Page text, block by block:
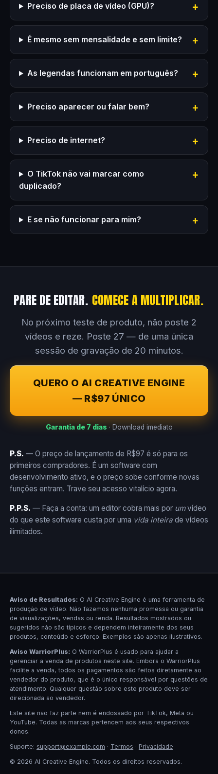
Preciso de placa de vídeo (GPU)?
É mesmo sem mensalidade e sem limite?
As legendas funcionam em português?
Preciso aparecer ou falar bem?
Preciso de internet?
O TikTok não vai marcar como
duplicado?
E se não funcionar para mim?
PARE DE EDITAR. COMECE A MULTIPLICAR.
No próximo teste de produto, não poste 2
vídeos e reze. Poste 27 — de uma única
sessão de gravação de 20 minutos.
QUERO O AI CREATIVE ENGINE
— R$97 ÚNICO
Garantia de 7 dias · Download imediato
P.S. — O preço de lançamento de R$97 é só para os
primeiros compradores. É um software com
desenvolvimento ativo, e o preço sobe conforme novas
funções entram. Trave seu acesso vitalício agora.
P.P.S. — Faça a conta: um editor cobra mais por umvídeo
do que este software custa por uma vida inteira de vídeos
ilimitados.
Aviso de Resultados: O AI Creative Engine é uma ferramenta de
produção de vídeo. Não fazemos nenhuma promessa ou garantia
de visualizações, vendas ou renda. Resultados mostrados ou
sugeridos não são típicos e dependem inteiramente dos seus
produtos, conteúdo e esforço. Exemplos são apenas ilustrativos.
Aviso WarriorPlus: O WarriorPlus é usado para ajudar a
gerenciar a venda de produtos neste site. Embora o WarriorPlus
facilite a venda, todos os pagamentos são feitos diretamente ao
vendedor do produto, que é o único responsável por questões de
atendimento. Qualquer questão sobre este produto deve ser
direcionada ao vendedor.
Este site não faz parte nem é endossado por TikTok, Meta ou
YouTube. Todas as marcas pertencem aos seus respectivos
donos.
Suporte: support@example.com · Termos · Privacidade
© 2026 AI Creative Engine. Todos os direitos reservados.